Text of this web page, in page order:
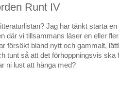
Runt IV
Jag har tänkt starta
där vi tillsammans läser en eller
försökt bland nytt och gammalt,
tunt så att det förhoppningsvis ska
ni lust att hänga med?